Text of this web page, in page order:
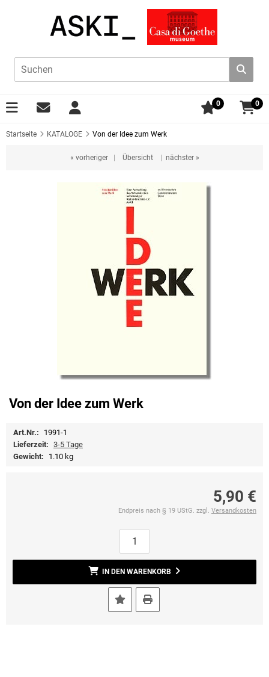
0
0
Startseite KATALOGE Von der Idee zum Werk
« vorheriger| Übersicht| nächster »
Von der Idee zum Werk
Art.Nr.:
1991-1
Lieferzeit: 3-5 Tage
Gewicht:
1.10 kg
5,90 €
Endpreis nach § 19 UStG. zzgl. Versandkosten
IN DEN WARENKORB